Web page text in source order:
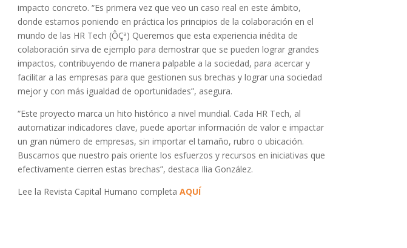
impacto concreto. “Es primera vez que veo un caso real en este ámbito,
donde estamos poniendo en práctica los principios de la colaboración en el
mundo de las HR Tech (ÔÇª) Queremos que esta experiencia inédita de
colaboración sirva de ejemplo para demostrar que se pueden lograr grandes
impactos, contribuyendo de manera palpable a la sociedad, para acercar y
facilitar a las empresas para que gestionen sus brechas y lograr una sociedad
mejor y con más igualdad de oportunidades”, asegura.
“Este proyecto marca un hito histórico a nivel mundial. Cada HR Tech, al
automatizar indicadores clave, puede aportar información de valor e impactar
un gran número de empresas, sin importar el tamaño, rubro o ubicación.
Buscamos que nuestro país oriente los esfuerzos y recursos en iniciativas que
efectivamente cierren estas brechas”, destaca Ilia González.
Lee la Revista Capital Humano completa AQUÍ